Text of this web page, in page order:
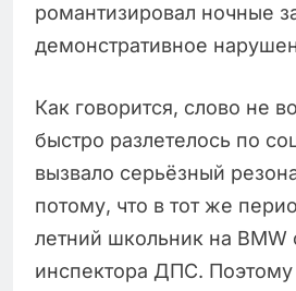
романтизировал ночные
демонстративное
Как говорится, слово не
быстро разлетелось по
вызвало серьёзный
потому, что в тот же
летний школьник на BMW
инспектора ДПС.